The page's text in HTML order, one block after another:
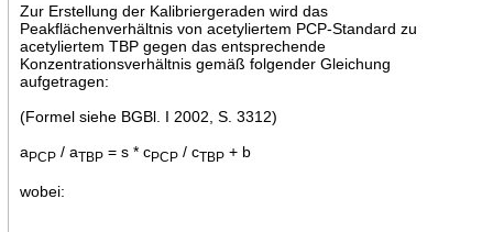
Zur Erstellung der Kalibriergeraden wird das
Peakflächenverhältnis von acetyliertem PCP-Standard zu
acetyliertem TBP gegen das entsprechende
Konzentrationsverhältnis gemäß folgender Gleichung
aufgetragen:
(Formel siehe BGBl. I 2002, S. 3312)
aPCP/ aTBP= s * cPCP/ cTBP+ b
wobei: